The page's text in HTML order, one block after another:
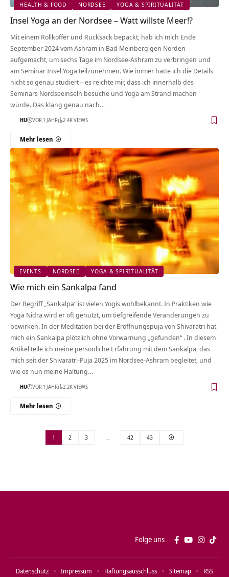
HEALTH & FOOD NORDSEE YOGA & SPIRITUALITÄT
Insel Yoga an der Nordsee – Watt willste Meer!?
Mit einem Rollkoffer und Rucksack bepackt, hab ich mich Ende
September 2024 vom Ashram in Bad Meinberg gen Norden
aufgemacht, um sechs Tage im Nordsee-Ashram zu verbringen und
am Seminar Insel Yoga teilzunehmen. Wie immer hatte ich die Details
nicht so genau studiert – es reichte mir, dass ich innerhalb des
Seminars Nordseeinseln besuche und Yoga am Strand machen
würde. Das klang genau nach…
HU VOR 1 JAHR 2.4K VIEWS
Mehr lesen
EVENTS NORDSEE YOGA & SPIRITUALITÄT
Wie mich ein Sankalpa fand
Der Begriff „Sankalpa“ ist vielen Yogis wohlbekannt. In Praktiken wie
Yoga Nidra wird er oft genutzt, um tiefgreifende Veränderungen zu
bewirken. In der Meditation bei der Eröffnungspuja von Shivaratri hat
mich ein Sankalpa plötzlich ohne Vorwarnung „gefunden“ . In diesem
Artikel teile ich meine persönliche Erfahrung mit dem Sankalpa, das
mich seit der Shivaratri-Puja 2025 im Nordsee-Ashram begleitet, und
wie es nun meine Haltung…
HU VOR 1 JAHR 2.2K VIEWS
Mehr lesen
1 2 3 42 43
Folge uns
Datenschutz Impressum Haftungsausschluss Sitemap RSS